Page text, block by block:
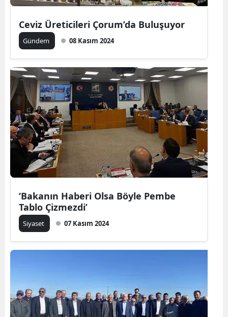
Kırıkkale
Batman
Şırnak
Bartın
Ardahan
Iğdır
Yalova
Kilis
Ceviz Üreticileri Çorum’da Buluşuyor
Gündem 08 Kasım 2024
‘Bakanın Haberi Olsa Böyle Pembe
Tablo Çizmezdi’
Siyaset 07 Kasım 2024